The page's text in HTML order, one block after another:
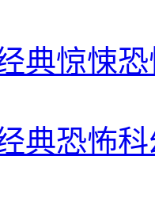
典惊悚
典恐怖